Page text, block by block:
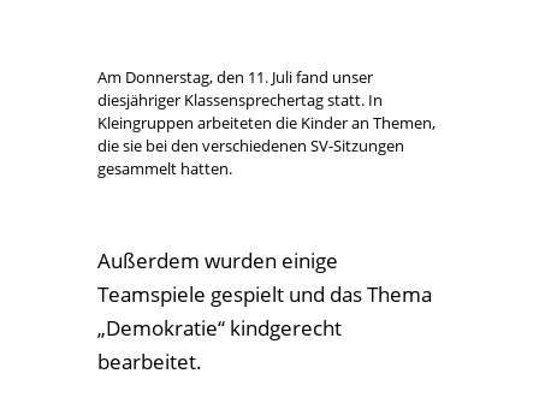
Am Donnerstag, den 11. Juli fand unser
diesjähriger Klassensprechertag statt. In
Kleingruppen arbeiteten die Kinder an Themen,
die sie bei den verschiedenen SV-Sitzungen
gesammelt hatten.
Außerdem wurden einige
Teamspiele gespielt und das Thema
„Demokratie“ kindgerecht
bearbeitet.